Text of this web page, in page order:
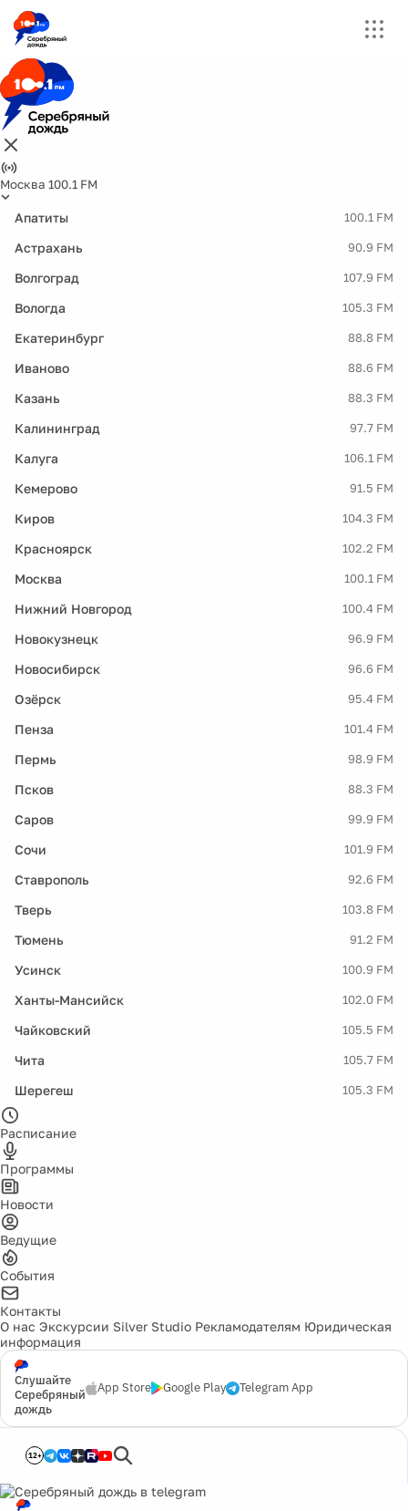
Москва 100.1 FM
Апатиты 100.1 FM
Астрахань 90.9 FM
Волгоград 107.9 FM
Вологда 105.3 FM
Екатеринбург 88.8 FM
Иваново 88.6 FM
Казань 88.3 FM
Калининград 97.7 FM
Калуга 106.1 FM
Кемерово 91.5 FM
Киров 104.3 FM
Красноярск 102.2 FM
Москва 100.1 FM
Нижний Новгород 100.4 FM
Новокузнецк 96.9 FM
Новосибирск 96.6 FM
Озёрск 95.4 FM
Пенза 101.4 FM
Пермь 98.9 FM
Псков 88.3 FM
Саров 99.9 FM
Сочи 101.9 FM
Ставрополь 92.6 FM
Тверь 103.8 FM
Тюмень 91.2 FM
Усинск 100.9 FM
Ханты-Мансийск 102.0 FM
Чайковский 105.5 FM
Чита 105.7 FM
Шерегеш 105.3 FM
Расписание
Программы
Новости
Ведущие
События
Контакты
О нас Экскурсии Silver Studio Рекламодателям Юридическая
информация
Слушайте
Серебряный
дождь
App Store Google Play Telegram App
12+